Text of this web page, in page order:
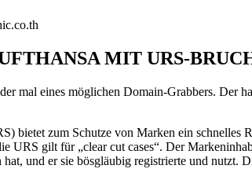
MIT URS-
mal eines möglichen Domain-Grabbers. Der
bietet zum Schutze von Marken ein schnelles
URS gilt für „clear cut cases“. Der
und er sie bösgläubig registrierte und